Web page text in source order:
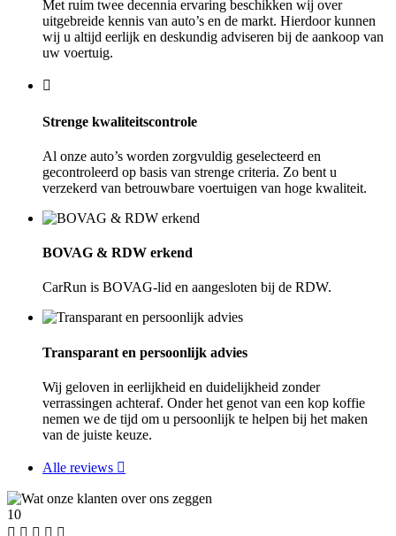
Met ruim twee decennia ervaring beschikken wij over
uitgebreide kennis van auto’s en de markt. Hierdoor kunnen
wij u altijd eerlijk en deskundig adviseren bij de aankoop van
uw voertuig.
Strenge kwaliteitscontrole
Al onze auto’s worden zorgvuldig geselecteerd en
gecontroleerd op basis van strenge criteria. Zo bent u
verzekerd van betrouwbare voertuigen van hoge kwaliteit.
BOVAG & RDW erkend
CarRun is BOVAG-lid en aangesloten bij de RDW.
Transparant en persoonlijk advies
Wij geloven in eerlijkheid en duidelijkheid zonder
verrassingen achteraf. Onder het genot van een kop koffie
nemen we de tijd om u persoonlijk te helpen bij het maken
van de juiste keuze.
Alle reviews
10